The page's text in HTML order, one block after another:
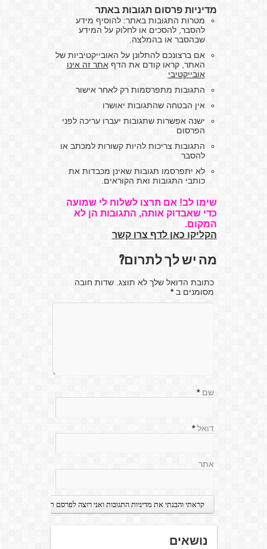
מדיניות פרסום תגובות באתר
מטרות התגובות באתר: להוסיף מידע
להסבר, להסכים או לחלוק על המידע
שבהסבר או בהמלצה.
אם ברצונכם להתלונן על האובייקטיביות של
האתר, קראו קודם את הדףאתר זה אינו
אובייקטיבי
התגובות מתפרסמות רק לאחר אישור
אין הבטחה שהתגובות יאושרו
ישנה אפשרות שתגובות יעברו עריכה לפני
הפרסום
התגובות צריכות להיות קשורות למכתב או
להסבר
לא יתפרסמו תגובות שאינן מכבדות את
כותבי התגובות ואת הקוראים.
שימו לב! אם תרצו לשלוח לי שמועה
כדי שאבדוק אותה, התגובות הן לא
המקום.
הקליקו כאן לדף צרו קשר
מה יש לך לתרום?
כתובת הדואל שלך לא תוצג. שדות חובה
מסומנים ב*
שם *
דואל *
אתר
נושאים